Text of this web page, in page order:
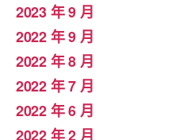
2023 年 9 月
2022 年 9 月
2022 年 8 月
2022 年 7 月
2022 年 6 月
2022 年 2 月